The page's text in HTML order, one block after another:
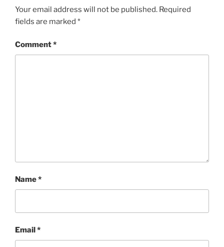
Your email address will not be published. Required
fields are marked *
Comment*
Name*
Email *